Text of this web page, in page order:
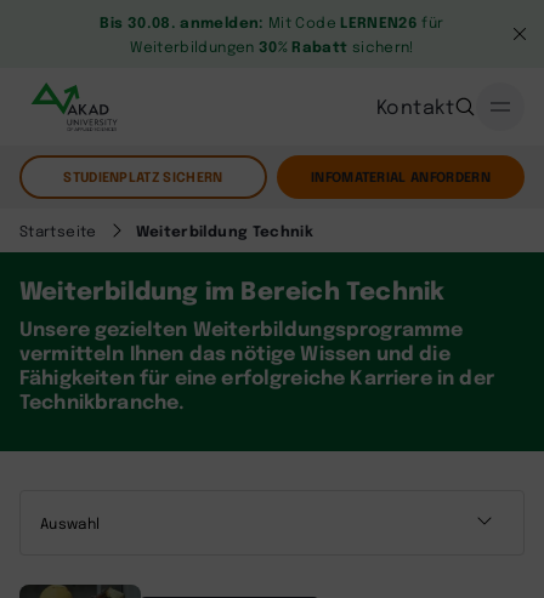
Bis 30.08. anmelden: Mit Code LERNEN26 für
Weiterbildungen 30% Rabatt sichern!
Kontakt
STUDIENPLATZ SICHERN INFOMATERIAL ANFORDERN
Startseite Weiterbildung Technik
Weiterbildung im Bereich Technik
Unsere gezielten Weiterbildungsprogramme
vermitteln Ihnen das nötige Wissen und die
Fähigkeiten für eine erfolgreiche Karriere in der
Technikbranche.
Auswahl